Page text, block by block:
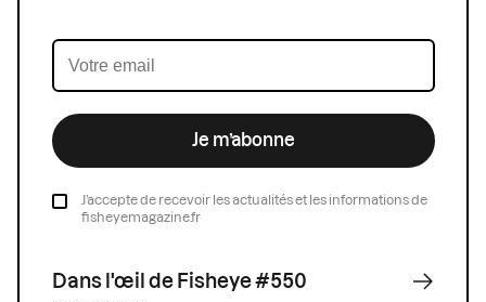
Je m’abonne
J’accepte de recevoir les actualités et les informations de
fisheyemagazine.fr
Dans l'œil de Fisheye #550